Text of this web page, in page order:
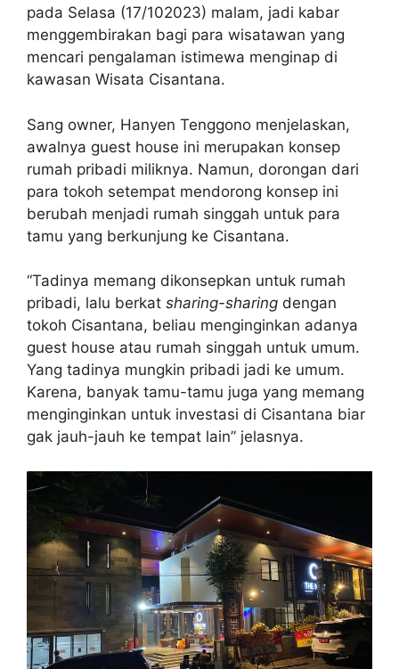
pada Selasa (17/102023) malam, jadi kabar
menggembirakan bagi para wisatawan yang
mencari pengalaman istimewa menginap di
kawasan Wisata Cisantana.
Sang owner, Hanyen Tenggono menjelaskan,
awalnya guest house ini merupakan konsep
rumah pribadi miliknya. Namun, dorongan dari
para tokoh setempat mendorong konsep ini
berubah menjadi rumah singgah untuk para
tamu yang berkunjung ke Cisantana.
“Tadinya memang dikonsepkan untuk rumah
pribadi, lalu berkat sharing-sharing dengan
tokoh Cisantana, beliau menginginkan adanya
guest house atau rumah singgah untuk umum.
Yang tadinya mungkin pribadi jadi ke umum.
Karena, banyak tamu-tamu juga yang memang
menginginkan untuk investasi di Cisantana biar
gak jauh-jauh ke tempat lain” jelasnya.